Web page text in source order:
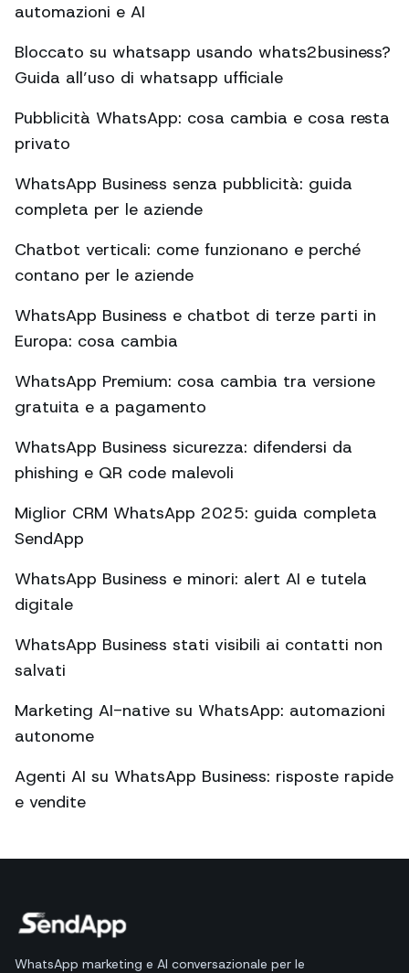
automazioni e AI
Bloccato su whatsapp usando whats2business?
Guida all’uso di whatsapp ufficiale
Pubblicità WhatsApp: cosa cambia e cosa resta
privato
WhatsApp Business senza pubblicità: guida
completa per le aziende
Chatbot verticali: come funzionano e perché
contano per le aziende
WhatsApp Business e chatbot di terze parti in
Europa: cosa cambia
WhatsApp Premium: cosa cambia tra versione
gratuita e a pagamento
WhatsApp Business sicurezza: difendersi da
phishing e QR code malevoli
Miglior CRM WhatsApp 2025: guida completa
SendApp
WhatsApp Business e minori: alert AI e tutela
digitale
WhatsApp Business stati visibili ai contatti non
salvati
Marketing AI-native su WhatsApp: automazioni
autonome
Agenti AI su WhatsApp Business: risposte rapide
e vendite
WhatsApp marketing e AI conversazionale per le